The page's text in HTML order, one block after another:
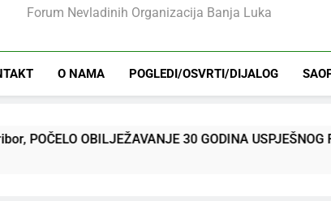
Forum Nevladinih Organizacija Banja Luka
O NAMA POGLEDI/OSVRTI/DIJALOG
30 GODINA USPJEŠNOG RADA I